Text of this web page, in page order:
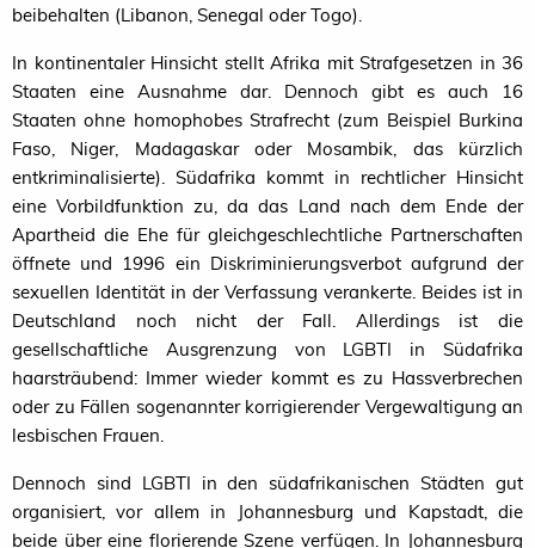
beibehalten (Libanon, Senegal oder Togo).
In kontinentaler Hinsicht stellt Afrika mit Strafgesetzen in 36
Staaten eine Ausnahme dar. Dennoch gibt es auch 16
Staaten ohne homophobes Strafrecht (zum Beispiel Burkina
Faso, Niger, Madagaskar oder Mosambik, das kürzlich
entkriminalisierte). Südafrika kommt in rechtlicher Hinsicht
eine Vorbildfunktion zu, da das Land nach dem Ende der
Apartheid die Ehe für gleichgeschlechtliche Partnerschaften
öffnete und 1996 ein Diskriminierungsverbot aufgrund der
sexuellen Identität in der Verfassung verankerte. Beides ist in
Deutschland noch nicht der Fall. Allerdings ist die
gesellschaftliche Ausgrenzung von LGBTI in Südafrika
haarsträubend: Immer wieder kommt es zu Hassverbrechen
oder zu Fällen sogenannter korrigierender Vergewaltigung an
lesbischen Frauen.
Dennoch sind LGBTI in den südafrikanischen Städten gut
organisiert, vor allem in Johannesburg und Kapstadt, die
beide über eine florierende Szene verfügen. In Johannesburg